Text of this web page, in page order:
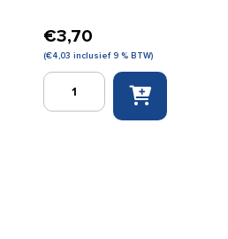
€3,70
(€4,03 inclusief 9 % BTW)
Leukopor